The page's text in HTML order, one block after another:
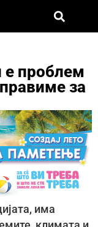
е проблем
за
има